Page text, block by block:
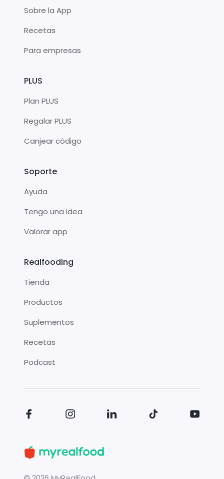
Sobre la App
Recetas
Para empresas
PLUS
Plan PLUS
Regalar PLUS
Canjear código
Soporte
Ayuda
Tengo una idea
Valorar app
Realfooding
Tienda
Productos
Suplementos
Recetas
Podcast